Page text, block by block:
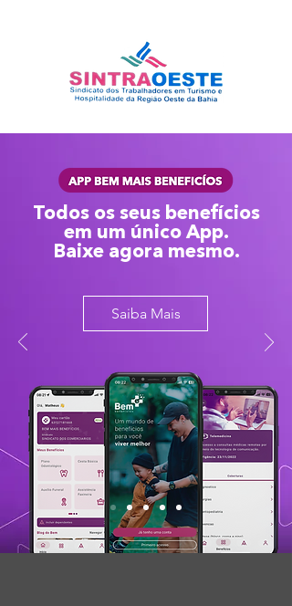
Todos os seus benefícios
em um único App.
Baixe agora mesmo.
Saiba Mais